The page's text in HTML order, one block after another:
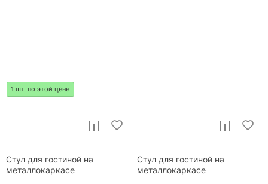
1 шт. по этой цене
Стул для гостиной на
металлокаркасе
Стул для гостиной на
металлокаркасе